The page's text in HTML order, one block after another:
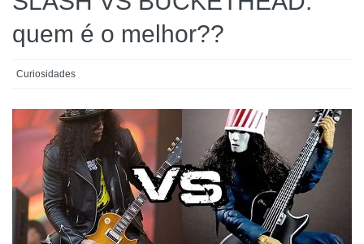
quem é o melhor??
Curiosidades